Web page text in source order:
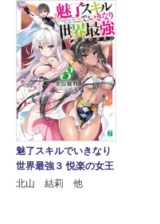
魅了スキルでいきなり
世界最強３ 悦楽の女王
北山 結莉 他